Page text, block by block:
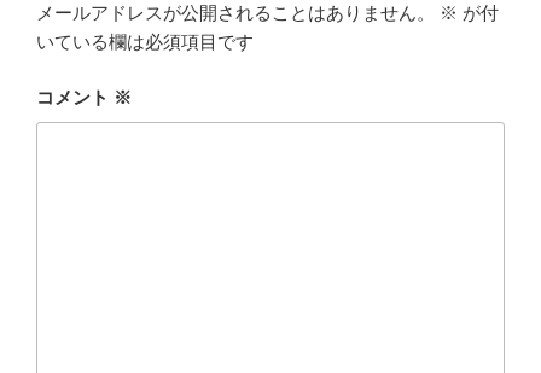
メールアドレスが公開されることはありません。 ※ が付
いている欄は必須項目です
コメント ※